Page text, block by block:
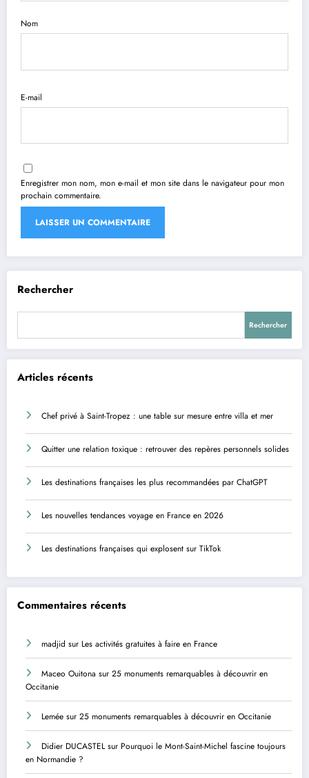
Nom
E-mail
Enregistrer mon nom, mon e-mail et mon site dans le navigateur pour mon
prochain commentaire.
Rechercher
Rechercher
Articles récents
Chef privé à Saint-Tropez : une table sur mesure entre villa et mer
Quitter une relation toxique : retrouver des repères personnels solides
Les destinations françaises les plus recommandées par ChatGPT
Les nouvelles tendances voyage en France en 2026
Les destinations françaises qui explosent sur TikTok
Commentaires récents
madjid sur Les activités gratuites à faire en France
Maceo Ouitona sur 25 monuments remarquables à découvrir en
Occitanie
Lemée sur 25 monuments remarquables à découvrir en Occitanie
Didier DUCASTELsur Pourquoi le Mont-Saint-Michel fascine toujours
en Normandie ?